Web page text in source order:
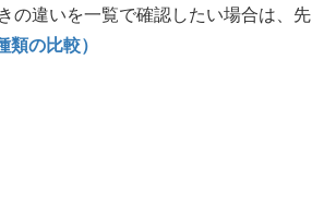
の違いを一覧で確認したい場合は、先
の比較）